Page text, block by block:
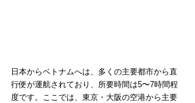
日本からベトナムへは、多くの主要都市から直
行便が運航されており、所要時間は5〜7時間程
度です。ここでは、東京・大阪の空港から主要